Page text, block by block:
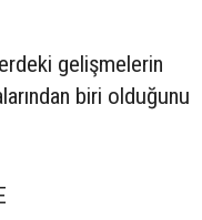
gelişmelerin
biri olduğunu